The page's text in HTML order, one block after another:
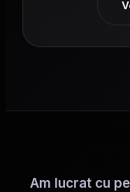
Am lucrat cu